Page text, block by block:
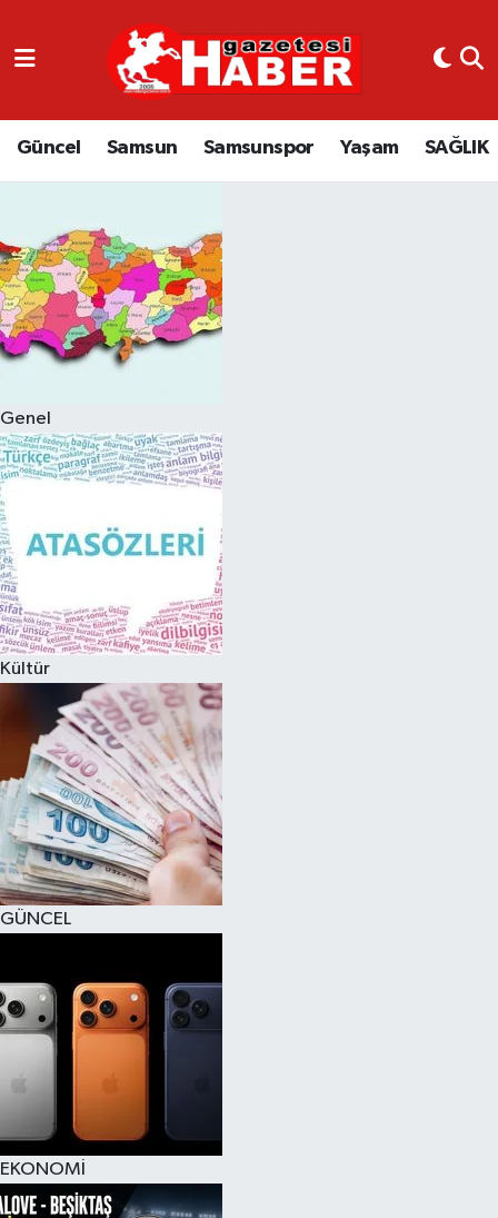
Güncel Samsun Samsunspor Yaşam SAĞLIK
Genel
Kültür
GÜNCEL
EKONOMİ
GÜNCEL
SAMSUN
EKONOMİ
YAŞAM